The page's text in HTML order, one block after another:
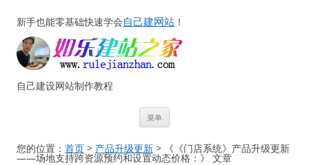
新手也能零基础快速学会自己建网站 ！
自己建设网站制作教程
菜单
文
您的位置： 首页 > 产品升级更新 > 《《门店系统》产品升级更新
——场地支持跨资源预约和设置动态价格：》 文章